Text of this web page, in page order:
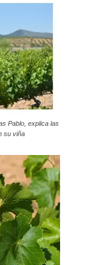
Pablo, explica las
su viña